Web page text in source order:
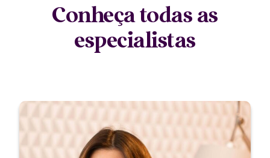
Conheça todas as
especialistas